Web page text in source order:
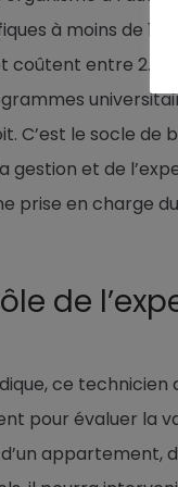
à moins de
coûtent entre
C’est le socle de
gestion et de
prise en charge
de
ce
pour évaluer la
appartement,